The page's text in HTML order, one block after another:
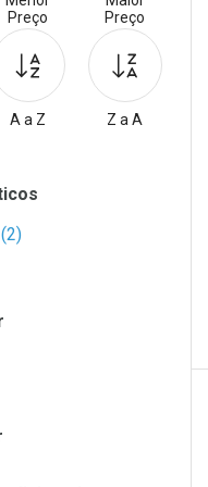
Preço
Preço
A a Z Z a A